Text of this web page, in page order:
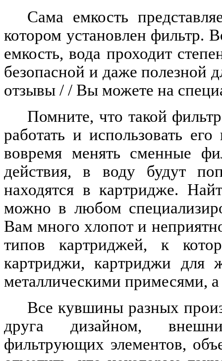
Сама емкость
котором установлен фильтр.
емкость, вода проходит
безопасной и даже полезной
отзывы / / Вы можете на
Помните, что такой
работать и использовать
вовремя менять сменные
действия, в воду будут
находятся в картридже.
можно в любом
Вам много хлопот и
типов картриджей, к
картриджи, картриджи для
металлическими примесями,
Все кувшины разных
друга дизайном,
фильтрующих элементов,